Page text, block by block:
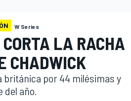
W Series
LA RACHA
CHADWICK
británica por 44 milésimas y
año.